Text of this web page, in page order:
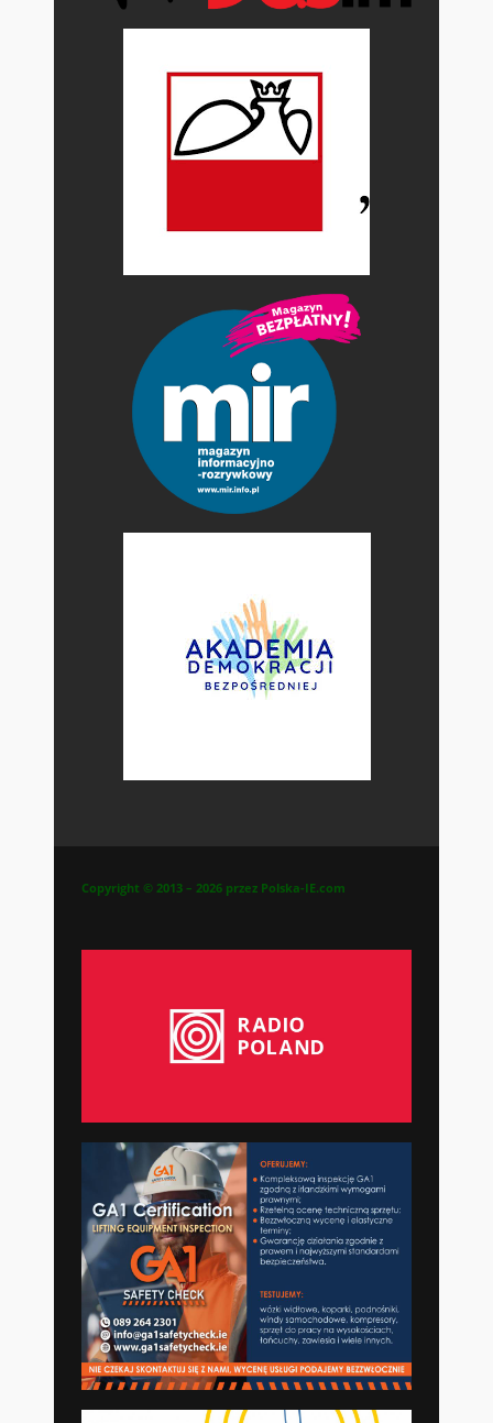
Copyright © 2013 – 2026 przez Polska-IE.com